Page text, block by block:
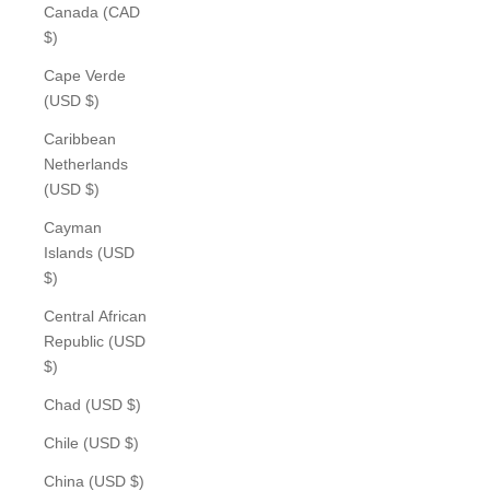
Canada (CAD
$)
Cape Verde
(USD $)
Caribbean
Netherlands
(USD $)
Cayman
Islands (USD
$)
Central African
Republic (USD
$)
Chad (USD $)
Chile (USD $)
China (USD $)